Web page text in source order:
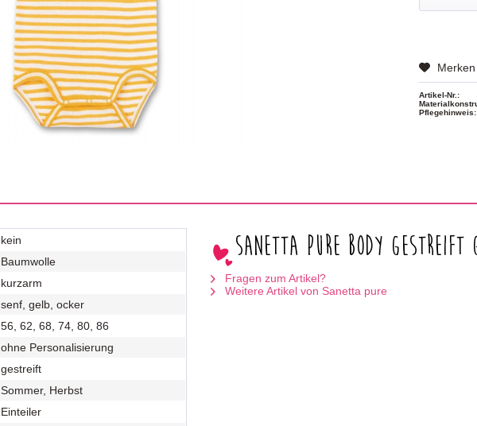
Merken
Artikel-Nr.:
Pflegehinweis:
kein
Baumwolle
kurzarm
senf, gelb, ocker
56, 62, 68, 74, 80, 86
ohne Personalisierung
gestreift
Sommer, Herbst
Einteiler
Sanetta Pure Body gestreift
Fragen zum Artikel?
Weitere Artikel von Sanetta pure